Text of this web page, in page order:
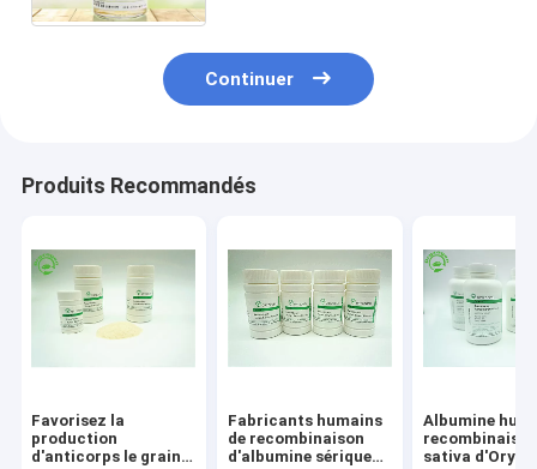
Continuer
Produits Recommandés
Favorisez la
production
d'anticorps le grain
Fabricants humains
de recombinaison
d'albumine sérique
Albumine
sativa